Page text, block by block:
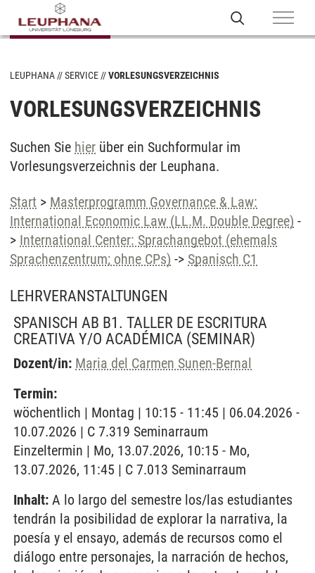
LEUPHANA SERVICE VORLESUNGSVERZEICHNIS
VORLESUNGSVERZEICHNIS
Suchen Sie hier über ein Suchformular im
Vorlesungsverzeichnis der Leuphana.
Start > Masterprogramm Governance & Law:
International Economic Law (LL.M. Double Degree) -
> International Center: Sprachangebot (ehemals
Sprachenzentrum; ohne CPs) -> Spanisch C1
LEHRVERANSTALTUNGEN
SPANISCH AB B1. TALLER DE ESCRITURA
CREATIVA Y/O ACADÉMICA (SEMINAR)
Dozent/in: Maria del Carmen Sunen-Bernal
Termin:
wöchentlich | Montag | 10:15 - 11:45 | 06.04.2026 -
10.07.2026 | C 7.319 Seminarraum
Einzeltermin | Mo, 13.07.2026, 10:15 - Mo,
13.07.2026, 11:45 | C 7.013 Seminarraum
Inhalt: A lo largo del semestre los/las estudiantes
tendrán la posibilidad de explorar la narrativa, la
poesía y el ensayo, además de recursos como el
diálogo entre personajes, la narración de hechos,